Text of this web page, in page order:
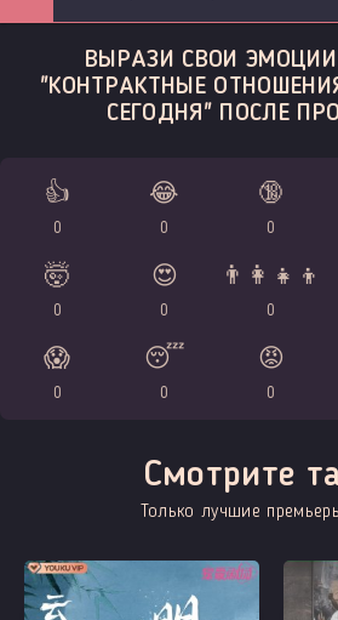
ВЫРАЗИ СВОИ
"КОНТРАКТНЫЕ
СЕГОДНЯ" ПОСЛЕ
👍
0
😂
0
🔞
0
🤯
0
😍
0
👨‍👩‍👧‍👦
0
😱
0
😴
0
😡
0
Смотрите
Только лучшие